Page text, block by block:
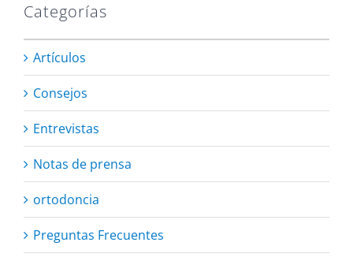
Categorías
Artículos
Consejos
Entrevistas
Notas de prensa
ortodoncia
Preguntas Frecuentes